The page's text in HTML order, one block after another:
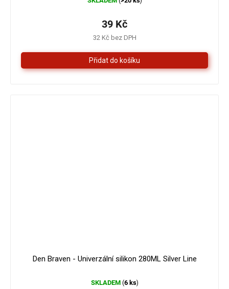
hodnocení
je
z
5
hvězdiček.
32 Kč bez DPH
39 Kč
Den Braven - Univerzální silikon 280ML Silver Line
SKLADEM (6 ks)